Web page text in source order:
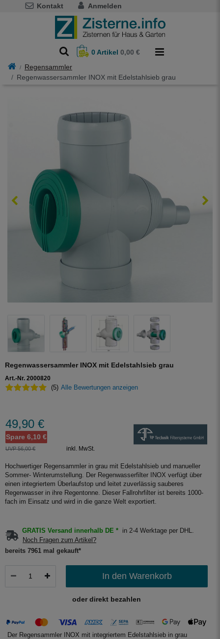
Kontakt Anmelden
0Artikel 0,00 €
Regensammler
Regenwassersammler INOX mit Edelstahlsieb grau
Regenwassersammler INOX mit Edelstahlsieb grau
Art.-Nr. 2000820
(5) Alle Bewertungen anzeigen
49,90 €
Spare 6,10 €
UVP 56,00 € inkl. MwSt.
Hochwertiger Regensammler in grau mit Edelstahlsieb und manueller
Sommer- Winterumstellung. Der Regenwasserfilter INOX verfügt über
einen integriertem Überlaufstop und leitet zuverlässig sauberes
Regenwasser in ihre Regentonne. Dieser Fallrohrfilter ist bereits 1000-
fach im Einsatz und wird in die ganze Welt exportiert.
GRATIS Versand innerhalb DE *
in 2-4 Werktage per DHL.
Noch Fragen zum Artikel?
bereits 7961 mal gekauft*
In den Warenkorb
oder direkt bezahlen
Der Regensammler INOX mit integriertem Edelstahlsieb in grau